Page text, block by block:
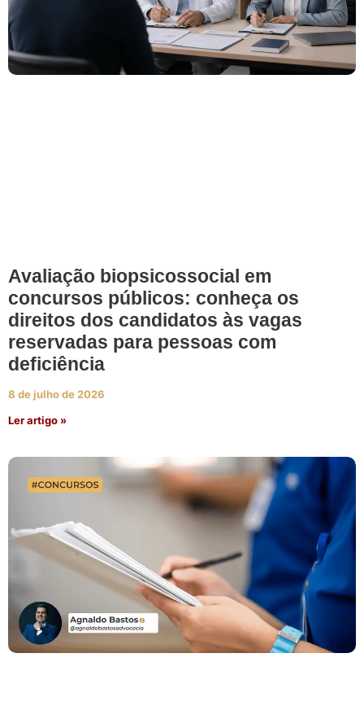
Avaliação biopsicossocial em
concursos públicos: conheça os
direitos dos candidatos às vagas
reservadas para pessoas com
deficiência
8 de julho de 2026
Ler artigo »